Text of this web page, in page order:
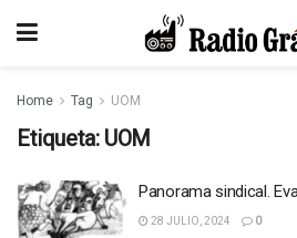
Home Tag UOM
Etiqueta: UOM
Panorama sindical.
28 JULIO, 2024 0